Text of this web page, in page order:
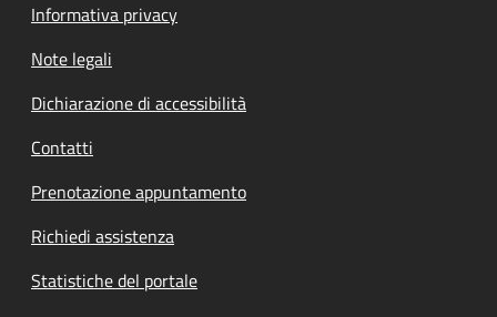
Informativa privacy
Note legali
Dichiarazione di accessibilità
Contatti
Prenotazione appuntamento
Richiedi assistenza
Statistiche del portale